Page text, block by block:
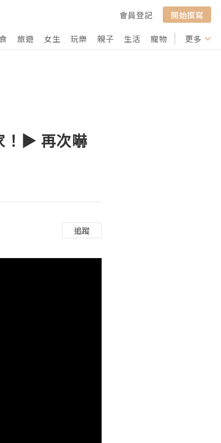
會員登記
開始撰寫
旅遊 女生 玩樂 親子 生活 寵物 行山 打卡
更多
！▶︎ 再次嚇
追蹤